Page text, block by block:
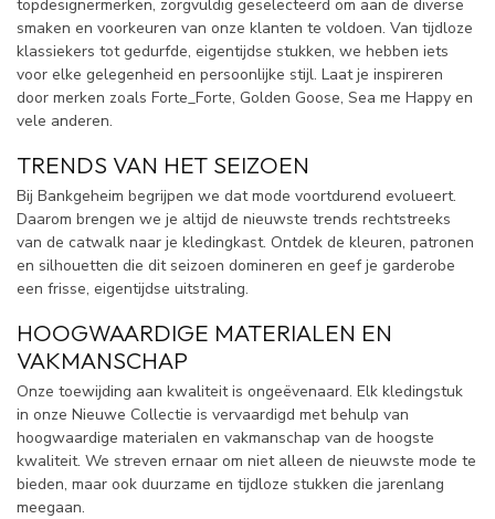
topdesignermerken, zorgvuldig geselecteerd om aan de diverse
smaken en voorkeuren van onze klanten te voldoen. Van tijdloze
klassiekers tot gedurfde, eigentijdse stukken, we hebben iets
voor elke gelegenheid en persoonlijke stijl. Laat je inspireren
door merken zoals Forte_Forte, Golden Goose, Sea me Happy en
vele anderen.
TRENDS VAN HET SEIZOEN
Bij Bankgeheim begrijpen we dat mode voortdurend evolueert.
Daarom brengen we je altijd de nieuwste trends rechtstreeks
van de catwalk naar je kledingkast. Ontdek de kleuren, patronen
en silhouetten die dit seizoen domineren en geef je garderobe
een frisse, eigentijdse uitstraling.
HOOGWAARDIGE MATERIALEN EN
VAKMANSCHAP
Onze toewijding aan kwaliteit is ongeëvenaard. Elk kledingstuk
in onze Nieuwe Collectie is vervaardigd met behulp van
hoogwaardige materialen en vakmanschap van de hoogste
kwaliteit. We streven ernaar om niet alleen de nieuwste mode te
bieden, maar ook duurzame en tijdloze stukken die jarenlang
meegaan.